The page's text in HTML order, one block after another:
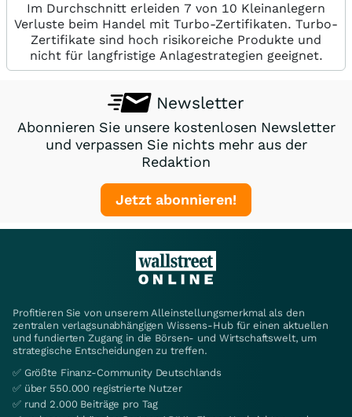
Im Durchschnitt erleiden 7 von 10 Kleinanlegern
Verluste beim Handel mit Turbo-Zertifikaten. Turbo-
Zertifikate sind hoch risikoreiche Produkte und
nicht für langfristige Anlagestrategien geeignet.
Newsletter
Abonnieren Sie unsere kostenlosen Newsletter
und verpassen Sie nichts mehr aus der
Redaktion
Jetzt abonnieren!
Profitieren Sie von unserem Alleinstellungsmerkmal als den
zentralen verlagsunabhängigen Wissens-Hub für einen aktuellen
und fundierten Zugang in die Börsen- und Wirtschaftswelt, um
strategische Entscheidungen zu treffen.
✅ Größte Finanz-Community Deutschlands
✅ über 550.000 registrierte Nutzer
✅ rund 2.000 Beiträge pro Tag